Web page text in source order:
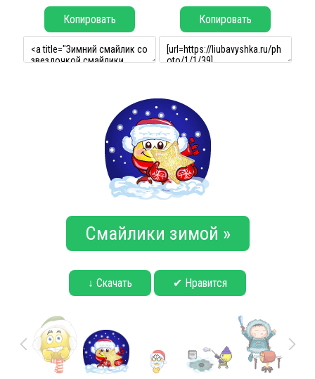
Копировать Копировать
Смайлики зимой »
↓ Скачать ✔ Нравится